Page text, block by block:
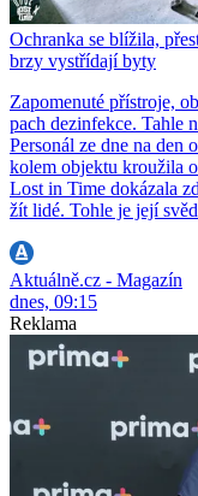
Ochranka se blížila,
brzy vystřídají byty
Zapomenuté přístroje,
pach dezinfekce. Tahle
Personál ze dne na den
kolem objektu kroužila
Lost in Time dokázala
žít lidé. Tohle je její
Aktuálně.cz - Magazín
dnes, 09:15
Reklama